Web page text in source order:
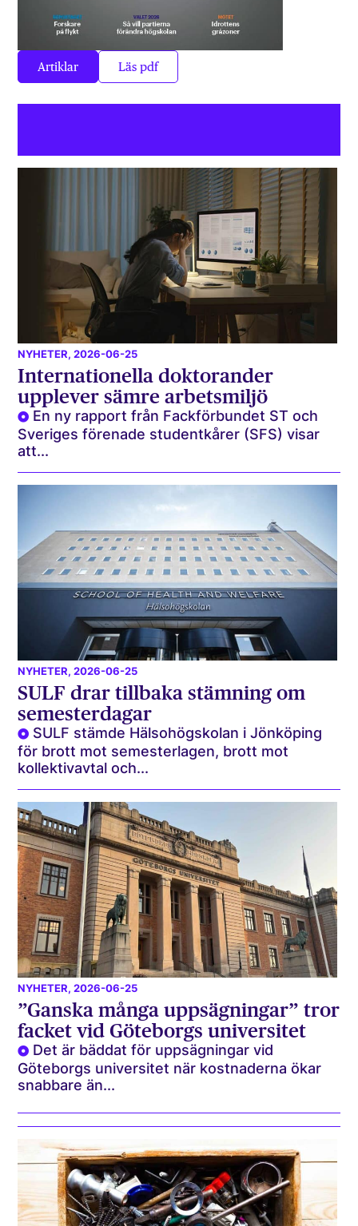
Artiklar Läs pdf
NYHETER, 2026-06-25
Internationella doktorander
upplever sämre arbetsmiljö
En ny rapport från Fackförbundet ST och
Sveriges förenade studentkårer (SFS) visar
att...
NYHETER, 2026-06-25
SULF drar tillbaka stämning om
semesterdagar
SULF stämde Hälsohögskolan i Jönköping
för brott mot semesterlagen, brott mot
kollektivavtal och...
NYHETER, 2026-06-25
”Ganska många uppsägningar” tror
facket vid Göteborgs universitet
Det är bäddat för uppsägningar vid
Göteborgs universitet när kostnaderna ökar
snabbare än...